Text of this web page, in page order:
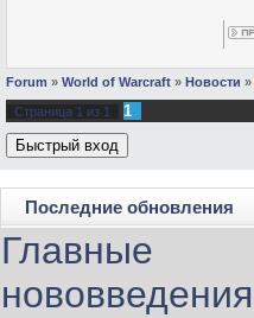
Forum » World of Warcraft » Новости »
Страница 1 из 1 1
Последние обновления
Главные
нововведения